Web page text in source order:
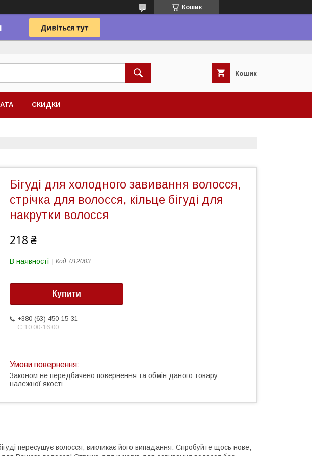
Кошик
Кошик
СКИДКИ
Бігуді для холодного завивання волосся,
стрічка для волосся, кільце бігуді для
накрутки волосся
218 ₴
В наявності Код: 012003
Купити
+380 (63) 450-15-31
С 10:00-16:00
Законом не передбачено повернення та обмін даного товару
належної якості
пересушує волосся, викликає його випадання. Спробуйте щось нове,